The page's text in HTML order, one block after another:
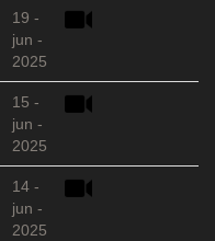
19 -
jun -
2025
15 -
jun -
2025
14 -
jun -
2025